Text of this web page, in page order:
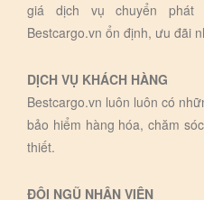
giá dịch vụ chuyển phát
Bestcargo.vn ổn định, ưu đãi
DỊCH VỤ KHÁCH HÀNG
Bestcargo.vn luôn luôn có
bảo hiểm hàng hóa, chăm
thiết.
ĐỘI NGŨ NHÂN VIÊN